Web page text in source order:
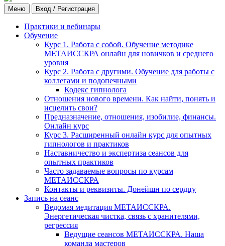
Меню Вход / Регистрация
Практики и вебинары
Обучение
Курс 1. Работа с собой. Обучение методике
МЕТАИССКРА онлайн для новичков и среднего
уровня
Курс 2. Работа с другими. Обучение для работы с
коллегами и подопечными
Кодекс гипнолога
Отношения нового времени. Как найти, понять и
исцелить свои?
Предназначение, отношения, изобилие, финансы.
Онлайн курс
Курс 3. Расширенный онлайн курс для опытных
гипнологов и практиков
Наставничество и экспертиза сеансов для
опытных практиков
Часто задаваемые вопросы по курсам
МЕТАИССКРА
Контакты и реквизиты. Донейшн по сердцу
Запись на сеанс
Ведомая медитация МЕТАИССКРА.
Энергетическая чистка, связь с хранителями,
регрессия
Ведущие сеансов МЕТАИССКРА. Наша
команда мастеров